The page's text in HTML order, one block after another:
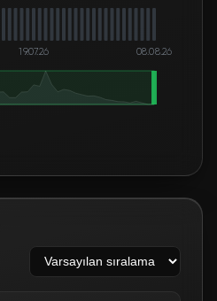
19.07.26 08.08.26